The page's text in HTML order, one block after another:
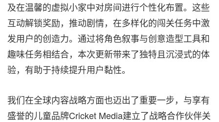
及在温馨的虚拟小家中对房间进行个性化布置。这些
互动解锁奖励，推动剧情，在多样化的闯关任务中激
发用户的创造力。通过将角色叙事与创意造型工具和
趣味任务相结合，本次更新带来了独特且沉浸式的体
验，有助于持续提升用户黏性。
我们在全球内容战略方面也迈出了重要一步，与享有
盛誉的儿童品牌Cricket Media建立了战略合作伙伴关